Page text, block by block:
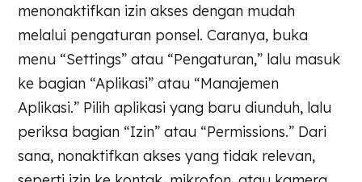
menonaktifkan izin akses dengan mudah
melalui pengaturan ponsel. Caranya, buka
menu “Settings” atau “Pengaturan,” lalu masuk
ke bagian “Aplikasi” atau “Manajemen
Aplikasi.” Pilih aplikasi yang baru diunduh, lalu
periksa bagian “Izin” atau “Permissions.” Dari
sana, nonaktifkan akses yang tidak relevan,